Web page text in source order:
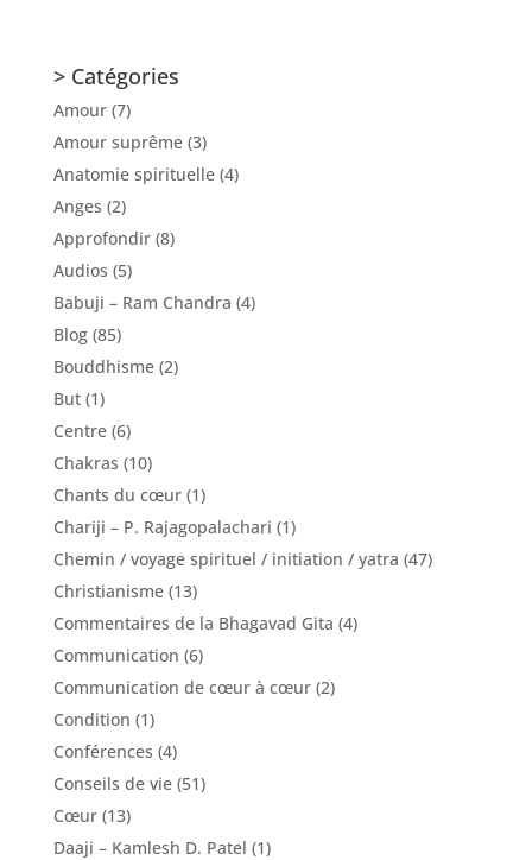
> Catégories
Amour(7)
Amour suprême(3)
Anatomie spirituelle(4)
Anges (2)
Approfondir(8)
Audios (5)
Babuji – Ram Chandra (4)
Blog(85)
Bouddhisme(2)
But(1)
Centre(6)
Chakras (10)
Chants du cœur(1)
Chariji – P. Rajagopalachari (1)
Chemin / voyage spirituel / initiation / yatra (47)
Christianisme(13)
Commentaires de la Bhagavad Gita (4)
Communication (6)
Communication de cœur à cœur(2)
Condition (1)
Conférences (4)
Conseils de vie(51)
Cœur(13)
Daaji – Kamlesh D. Patel (1)